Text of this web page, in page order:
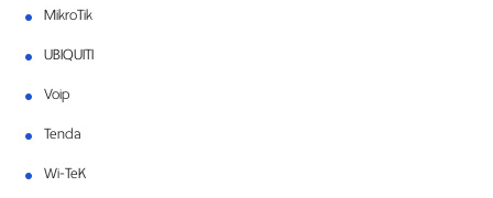
MikroTik
UBIQUITI
Voip
Tenda
Wi-TeK